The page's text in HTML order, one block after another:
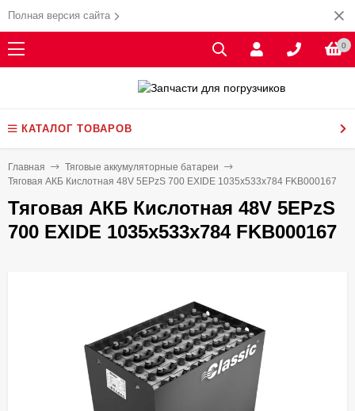
Полная версия сайта
0
КАТАЛОГ ТОВАРОВ
Главная
Тяговые аккумуляторные батареи
Тяговая АКБ Кислотная 48V 5EPzS 700 EXIDE 1035х533х784 FKB000167
Тяговая АКБ Кислотная 48V 5EPzS
700 EXIDE 1035х533х784 FKB000167